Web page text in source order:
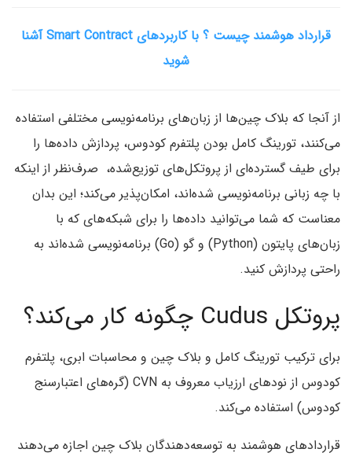
قرارداد هوشمند چیست ؟ با کاربردهای Smart Contract آشنا
شوید
از آنجا که بلاک چین‌ها از زبان‌های برنامه‌نویسی مختلفی استفاده
می‌کنند، تورینگ کامل بودن پلتفرم کودوس، پردازش داده‌ها را
برای طیف گسترده‌ای از پروتکل‌های توزیع‌شده، صرف‌نظر از اینکه
با چه زبانی برنامه‌نویسی شده‌اند، امکان‌پذیر می‌کند؛ این بدان
معناست که شما می‌توانید داده‌ها را برای شبکه‌های که با
زبان‌های پایتون (Python) و گو (Go) برنامه‌نویسی شده‌‌اند به
راحتی پردازش کنید.
پروتکل Cudus چگونه کار می‌کند؟
برای ترکیب تورینگ کامل و بلاک چین و محاسبات ابری، پلتفرم
کودوس از نودهای ارزیاب معروف به CVN (گره‌های اعتبارسنج
کودوس) استفاده می‌کند.
قراردادهای هوشمند به توسعه‌دهندگان بلاک چین اجازه می‌دهند